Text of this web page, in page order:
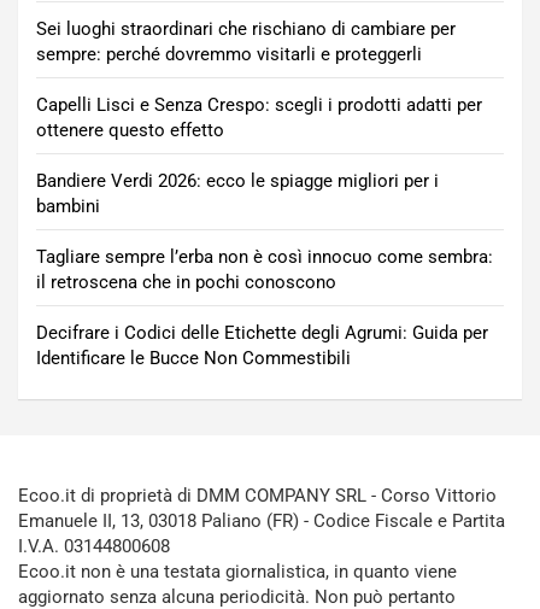
Sei luoghi straordinari che rischiano di cambiare per
sempre: perché dovremmo visitarli e proteggerli
Capelli Lisci e Senza Crespo: scegli i prodotti adatti per
ottenere questo effetto
Bandiere Verdi 2026: ecco le spiagge migliori per i
bambini
Tagliare sempre l’erba non è così innocuo come sembra:
il retroscena che in pochi conoscono
Decifrare i Codici delle Etichette degli Agrumi: Guida per
Identificare le Bucce Non Commestibili
Ecoo.it di proprietà di DMM COMPANY SRL - Corso Vittorio
Emanuele II, 13, 03018 Paliano (FR) - Codice Fiscale e Partita
I.V.A. 03144800608
Ecoo.it non è una testata giornalistica, in quanto viene
aggiornato senza alcuna periodicità. Non può pertanto